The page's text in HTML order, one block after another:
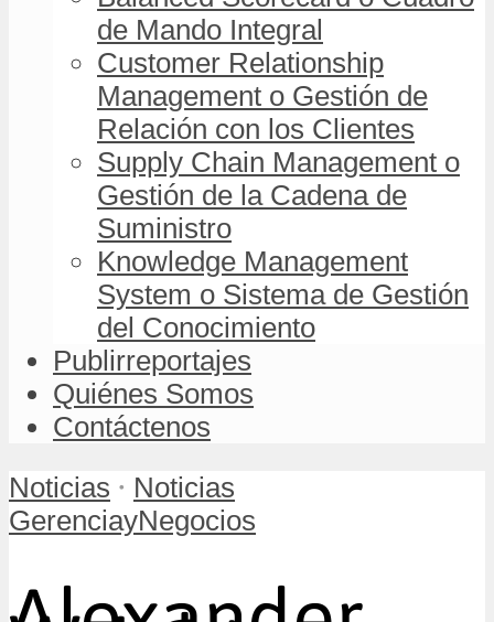
de Mando Integral
Customer Relationship
Management o Gestión de
Relación con los Clientes
Supply Chain Management o
Gestión de la Cadena de
Suministro
Knowledge Management
System o Sistema de Gestión
del Conocimiento
Publirreportajes
Quiénes Somos
Contáctenos
Noticias • Noticias
GerenciayNegocios